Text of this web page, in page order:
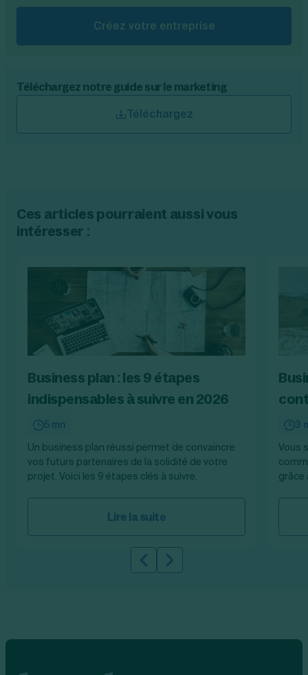
Créez votre entreprise
Téléchargez notre guide sur le marketing
Téléchargez
Ces articles pourraient aussi vous
intéresser :
Business plan : les 9 étapes
indispensables à suivre en 2026
5 mn
Un business plan réussi permet de convaincre
vos futurs partenaires de la solidité de votre
projet. Voici les 9 étapes clés à suivre.
Lire la suite
3
Vous
grâce
Slide précédente
Slide suivante